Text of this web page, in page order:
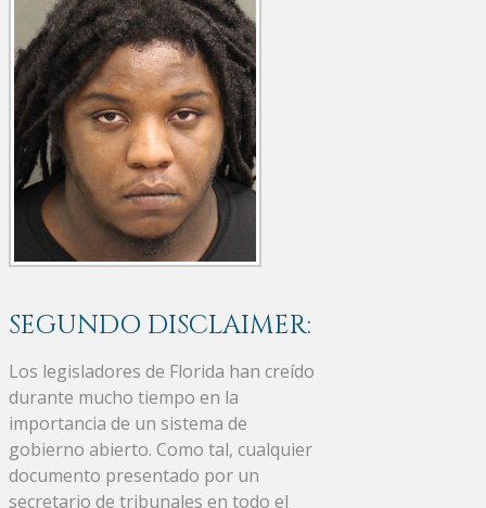
SEGUNDO DISCLAIMER:
Los legisladores de Florida han creído
durante mucho tiempo en la
importancia de un sistema de
gobierno abierto. Como tal, cualquier
documento presentado por un
secretario de tribunales en todo el